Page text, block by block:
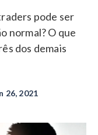
pode ser
normal? O que
dos demais
26, 2021